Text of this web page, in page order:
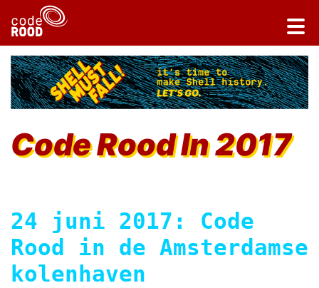
Code Rood In 2017
24 juni 2017: Code
Rood in de Amsterdamse
kolenhaven